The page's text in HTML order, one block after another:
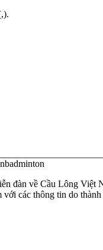
đàn về Cầu Lông Việt
với các thông tin do